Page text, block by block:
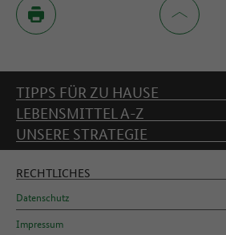
Inhaltsverzeichnis
TIPPS FÜR ZU HAUSE
LEBENSMITTEL A-Z
UNSERE STRATEGIE
RECHTLICHES
Datenschutz
Impressum